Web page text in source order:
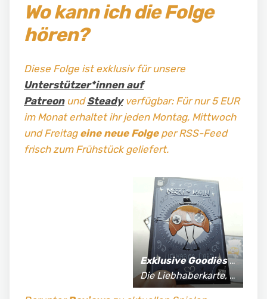
Wo kann ich die Folge
hören?
Diese Folge ist exklusiv für unsere
Unterstützer*innen auf
PatreonundSteadyverfügbar: Für nur 5 EUR
im Monat erhaltet ihr jeden Montag, Mittwoch
und Freitageine neue Folgeper RSS-Feed
frisch zum Frühstück geliefert.
Exklusive Goodiesfür Supporter*innen:
Die Liebhaberkarte, jährlich limitierte Fan-Shirts und vieles mehr!